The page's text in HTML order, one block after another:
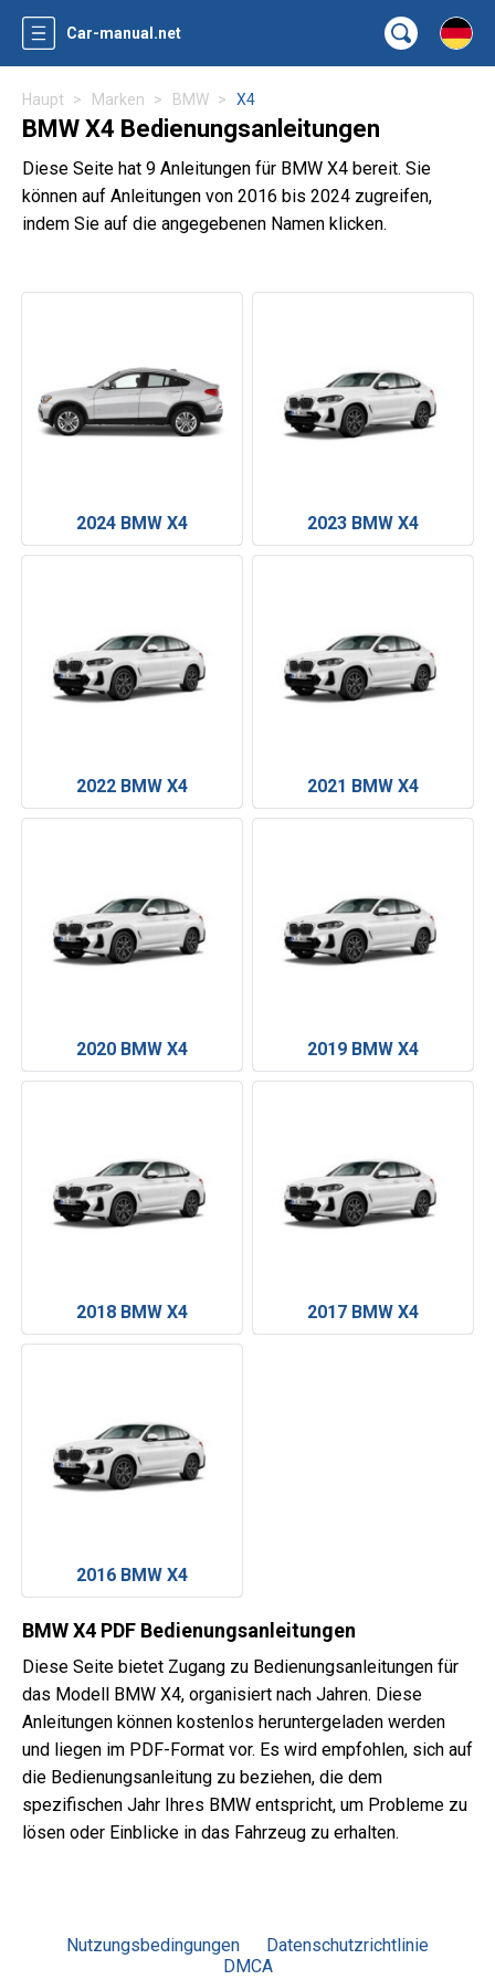
Car-manual.net
Haupt Marken BMW X4
BMW X4 Bedienungsanleitungen
Diese Seite hat 9 Anleitungen für BMW X4 bereit. Sie
können auf Anleitungen von 2016 bis 2024 zugreifen,
indem Sie auf die angegebenen Namen klicken.
2024 BMW X4 2023 BMW X4
2022 BMW X4 2021 BMW X4
2020 BMW X4 2019 BMW X4
2018 BMW X4 2017 BMW X4
2016 BMW X4
BMW X4 PDF Bedienungsanleitungen
Diese Seite bietet Zugang zu Bedienungsanleitungen für
das Modell BMW X4, organisiert nach Jahren. Diese
Anleitungen können kostenlos heruntergeladen werden
und liegen im PDF-Format vor. Es wird empfohlen, sich auf
die Bedienungsanleitung zu beziehen, die dem
spezifischen Jahr Ihres BMW entspricht, um Probleme zu
lösen oder Einblicke in das Fahrzeug zu erhalten.
Nutzungsbedingungen
Datenschutzrichtlinie
DMCA